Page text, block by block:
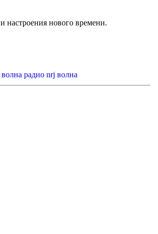
настроения нового времени.
радио nrj волна